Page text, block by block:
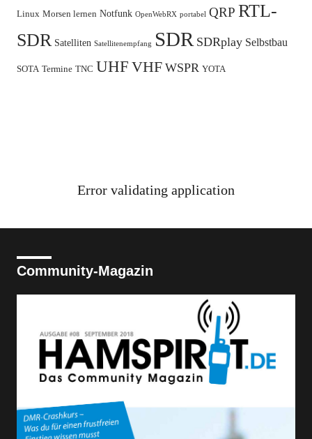
Linux Morsen lernen Notfunk OpenWebRX portabel QRP RTL-
SDR Satelliten Satellitenempfang SDR SDRplay Selbstbau
SOTA Termine TNC UHF VHF WSPR YOTA
Error validating application
Community-Magazin